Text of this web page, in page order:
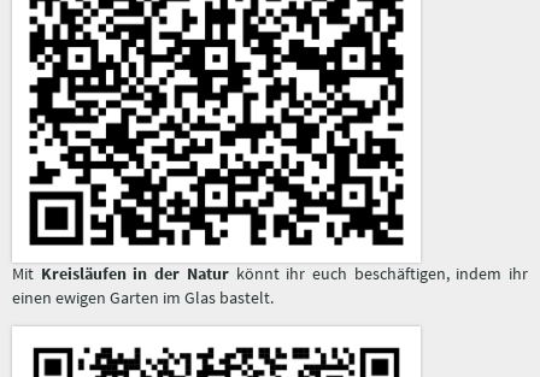
Mit Kreisläufen in der Naturkönnt ihr euch beschäftigen, indem ihr
einen ewigen Garten im Glas bastelt.